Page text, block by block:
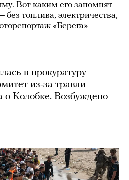
Вот каким его запомнят
без топлива, электричества,
«Берега»
в прокуратуру
из-за травли
о Колобке. Возбуждено